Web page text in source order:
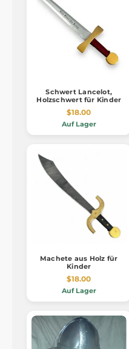
Schwert Lancelot,
Holzschwert für Kinder
$18.00
Auf Lager
Machete aus Holz für
Kinder
$18.00
Auf Lager